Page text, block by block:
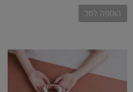
הוספה לסל